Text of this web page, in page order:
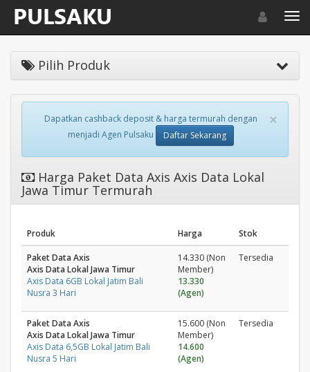
Toggle
Pilih Produk
×
Dapatkan cashback deposit & harga termurah dengan
menjadi Agen Pulsaku
Daftar Sekarang
Harga Paket Data Axis Axis Data Lokal
Jawa Timur Termurah
Produk Harga Stok
Paket Data Axis
Axis Data Lokal Jawa Timur
Axis Data 6GB Lokal Jatim Bali
Nusra 3 Hari
14.330 (Non
Member)
13.330
(Agen)
Tersedia
Paket Data Axis
Axis Data Lokal Jawa Timur
Axis Data 6,5GB Lokal Jatim Bali
Nusra 5 Hari
15.600 (Non
Member)
14.600
(Agen)
Tersedia